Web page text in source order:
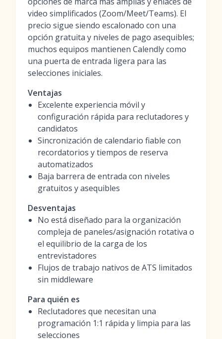
video simplificados (Zoom/Meet/Teams). El
precio sigue siendo escalonado con una
opción gratuita y niveles de pago asequibles;
muchos equipos mantienen Calendly como
una puerta de entrada ligera para las
selecciones iniciales.
Ventajas
Excelente experiencia móvil y
configuración rápida para reclutadores y
candidatos
Sincronización de calendario fiable con
recordatorios y tiempos de reserva
automatizados
Baja barrera de entrada con niveles
gratuitos y asequibles
Desventajas
No está diseñado para la organización
compleja de paneles/asignación rotativa o
el equilibrio de la carga de los
entrevistadores
Flujos de trabajo nativos de ATS limitados
sin middleware
Para quién es
Reclutadores que necesitan una
programación 1:1 rápida y limpia para las
selecciones